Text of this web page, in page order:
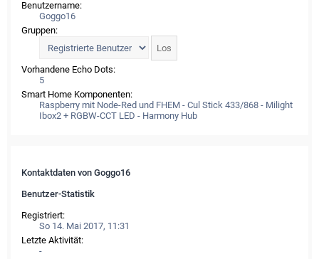
Benutzername:
Goggo16
Gruppen:
Vorhandene Echo Dots:
5
Smart Home Komponenten:
Raspberry mit Node-Red und FHEM - Cul Stick 433/868 - Milight
Ibox2 + RGBW-CCT LED - Harmony Hub
Kontaktdaten von Goggo16
Benutzer-Statistik
Registriert:
So 14. Mai 2017, 11:31
Letzte Aktivität:
-